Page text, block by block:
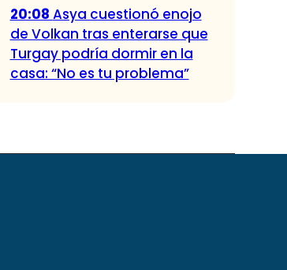
20:08 Asya cuestionó enojo
de Volkan tras enterarse que
Turgay podría dormir en la
casa: “No es tu problema”